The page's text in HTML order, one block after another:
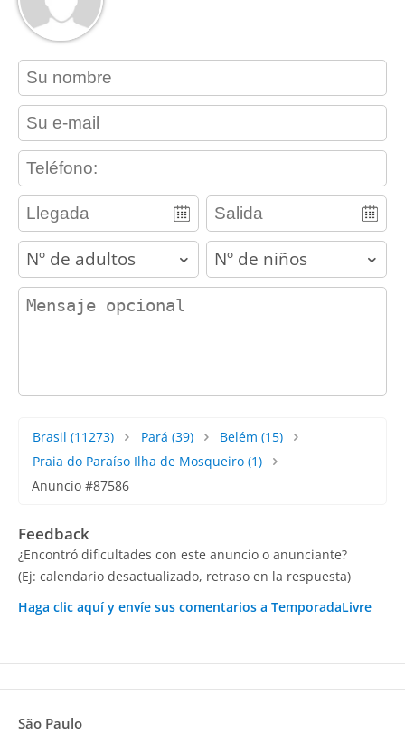
contact_name
contact_email
contact_phone
adults children
contact_message
Brasil (11273) Pará (39) Belém (15)
Praia do Paraíso Ilha de Mosqueiro (1)
Anuncio #87586
Feedback
¿Encontró dificultades con este anuncio o anunciante?
(Ej: calendario desactualizado, retraso en la respuesta)
Haga clic aquí y envíe sus comentarios a TemporadaLivre
São Paulo